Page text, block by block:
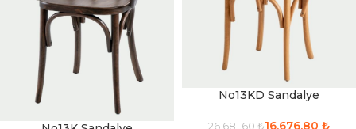
No13KD Sandalye
26,681.60₺16,676.80 ₺